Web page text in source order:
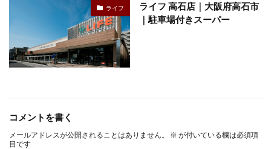
ライフ
ライフ 高石店｜大阪府高石市
｜駐車場付きスーパー
コメントを書く
メールアドレスが公開されることはありません。 ※ が付いている欄は必須項
目です